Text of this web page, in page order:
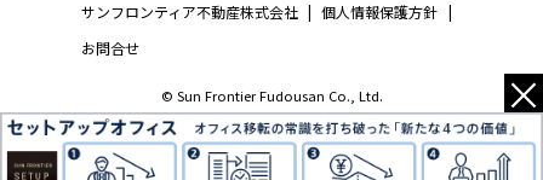
サンフロンティア不動産株式会社 | 個人情報保護方針 |
お問合せ
© Sun Frontier Fudousan Co., Ltd. ×